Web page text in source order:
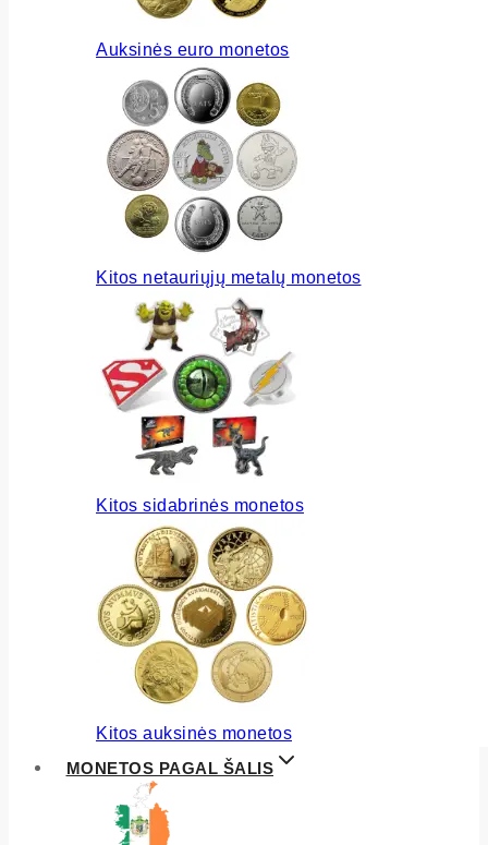
Auksinės euro monetos
Kitos netauriųjų metalų monetos
Kitos sidabrinės monetos
Kitos auksinės monetos
MONETOS PAGAL ŠALIS